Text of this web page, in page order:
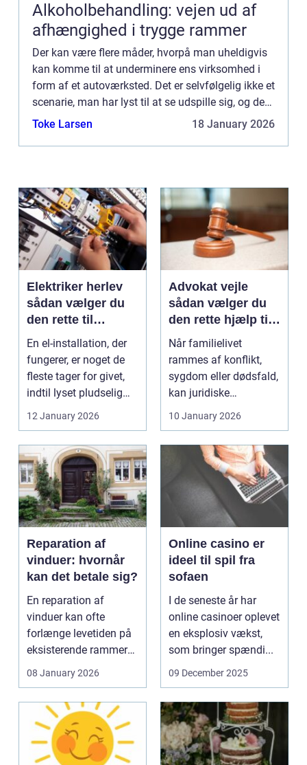
Alkoholbehandling: vejen ud af
afhængighed i trygge rammer
Der kan være flere måder, hvorpå man uheldigvis
kan komme til at underminere ens virksomhed i
form af et autoværksted. Det er selvfølgelig ikke et
scenarie, man har lyst til at se udspille sig, og det
gør man da ...
Toke Larsen 18 January 2026
Elektriker herlev
sådan vælger du
den rette til
opgaven
En el-installation, der
fungerer, er noget de
fleste tager for givet,
indtil lyset pludselig
går, el...
12 January 2026
Advokat vejle
sådan vælger du
den rette hjælp til
familien
Når familielivet
rammes af konflikt,
sygdom eller dødsfald,
kan juridiske
spørgsmål hurtigt
10 January 2026
Reparation af
vinduer: hvornår
kan det betale sig?
En reparation af
vinduer kan ofte
forlænge levetiden på
eksisterende rammer
og glas med ...
08 January 2026
Online casino er
ideel til spil fra
sofaen
I de seneste år har
online casinoer oplevet
en eksplosiv vækst,
som bringer spændi...
09 December 2025